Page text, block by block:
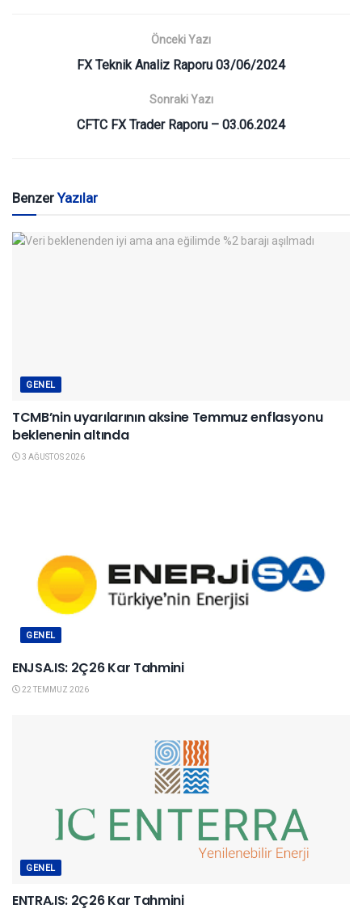
Önceki Yazı
FX Teknik Analiz Raporu 03/06/2024
Sonraki Yazı
CFTC FX Trader Raporu – 03.06.2024
BenzerYazılar
GENEL
TCMB’nin uyarılarının aksine Temmuz enflasyonu
beklenenin altında
3 AĞUSTOS 2026
GENEL
ENJSA.IS: 2Ç26 Kar Tahmini
22 TEMMUZ 2026
GENEL
ENTRA.IS: 2Ç26 Kar Tahmini